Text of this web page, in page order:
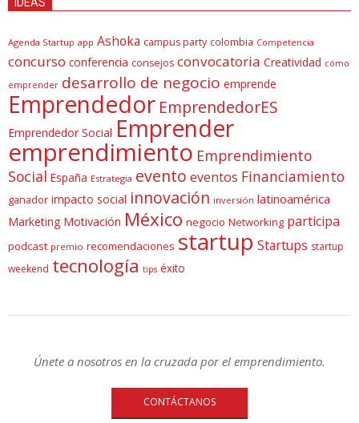
IDEAS
Agenda Startup app Ashoka campus party colombia Competencia
concurso conferencia consejos convocatoria Creatividad cómo
emprender desarrollo de negocio emprende
Emprendedor EmprendedorES
Emprendedor Social Emprender
emprendimiento Emprendimiento
Social España Estrategia evento eventos Financiamiento
ganador impacto social innovación inversión latinoamérica
Marketing Motivación México negocio Networking participa
podcast premio recomendaciones startup Startups startup
weekend tecnología tips éxito
Únete a nosotros en la cruzada por el emprendimiento.
CONTÁCTANOS